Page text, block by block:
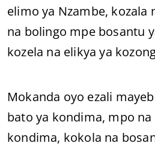
elimo ya Nzambe, kozala
na bolingo mpe bosantu
kozela na elikya ya
Mokanda oyo ezali
bato ya kondima, mpo
kondima, kokola na